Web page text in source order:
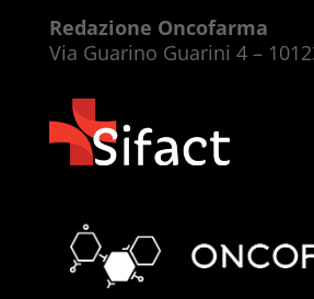
Redazione Oncofarma
Via Guarino Guarini 4 –